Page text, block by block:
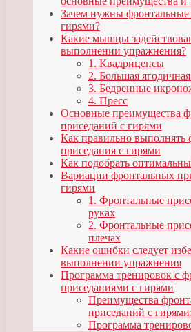
Зачем нужны фронтальные
гирями?
Какие мышцы
выполнении упражнения?
1. Квадрицепсы
2. Большая
3. Бедренные
4. Пресс
Основные преимущества
приседаний с гирями
Как правильно выполнять
приседания с гирями
Как подобрать
Вариации фронтальных
гирями
1. Фронтальные
руках
2. Фронтальные
плечах
Какие ошибки следует
выполнении упражнения
Программа тренировок с
приседаниями с гирями
Преимущества
приседаний с гирями:
Программа